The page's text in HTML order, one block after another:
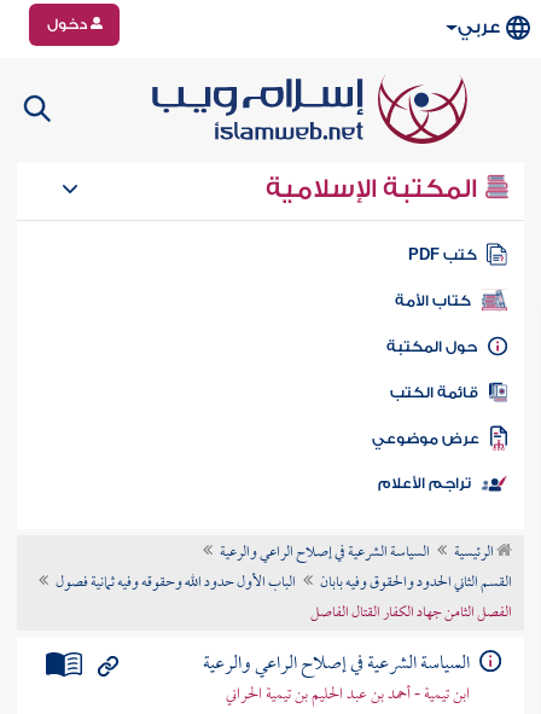
عربي دخول
المكتبة الإسلامية
كتب PDF
كتاب الأمة
المكتبة
الكتب
موضوعي
تراجم الأعلام
الرئيسية
السياسة الشرعية في إصلاح الراعي والرعية
القسم الثاني الحدود والحقوق وفيه بابان
الباب الأول حدود الله وحقوقه وفيه ثمانية فصول
الفصل الثامن جهاد الكفار القتال الفاصل
السياسة الشرعية في إصلاح الراعي والرعية
ابن تيمية - أحمد بن عبد الحليم بن تيمية الحراني